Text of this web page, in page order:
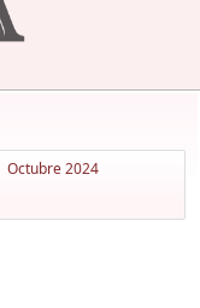
Octubre 2024